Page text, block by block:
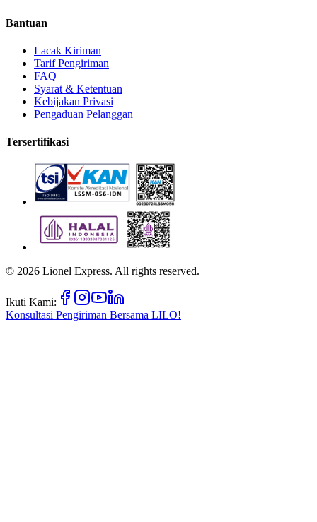
Bantuan
Lacak Kiriman
Tarif Pengiriman
FAQ
Syarat & Ketentuan
Kebijakan Privasi
Pengaduan Pelanggan
Tersertifikasi
© 2026 Lionel Express. All rights reserved.
Ikuti Kami:
Konsultasi Pengiriman Bersama LILO!